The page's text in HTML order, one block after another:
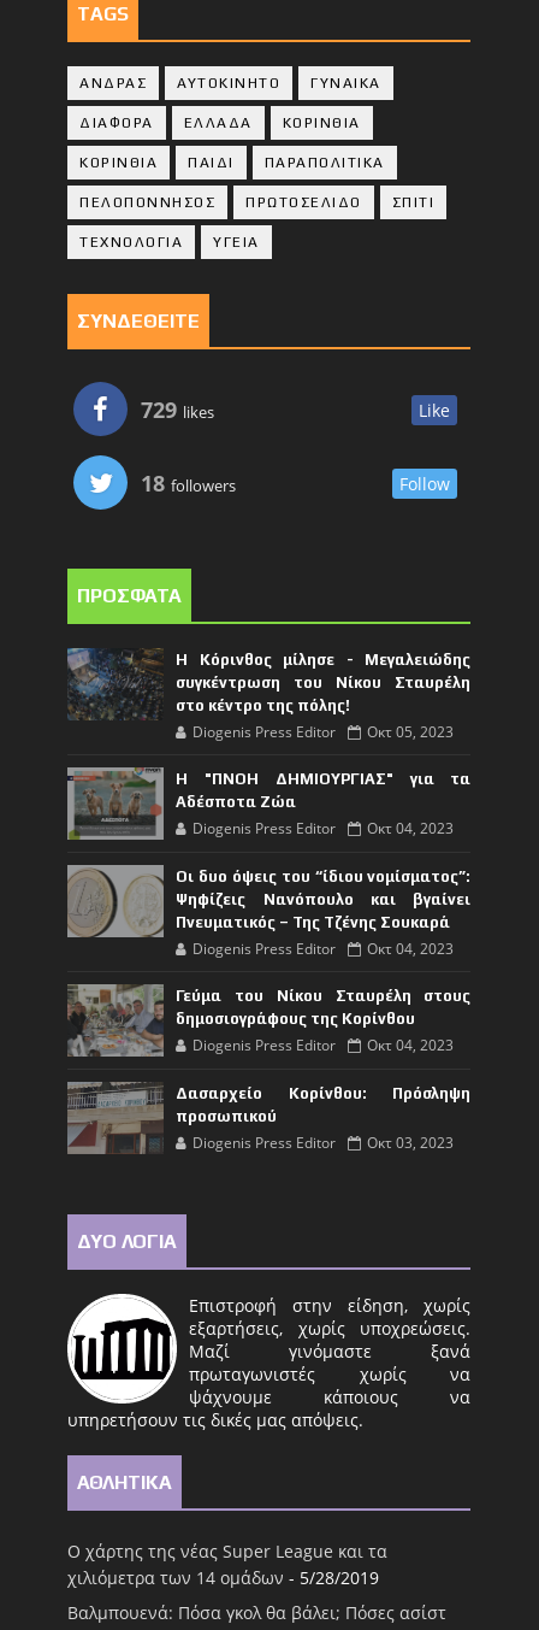
TAGS
ΑΝΔΡΑΣ ΑΥΤΟΚΙΝΗΤΟ ΓΥΝΑΙΚΑ
ΔΙΑΦΟΡΑ ΕΛΛΑΔΑ ΚΟΡΙΝΘΙΑ
ΚΟΡΙΝΘΙA ΠΑΙΔΙ ΠΑΡΑΠΟΛΙΤΙΚΑ
ΠΕΛΟΠΟΝΝΗΣΟΣ ΠΡΩΤΟΣΕΛΙΔΟ ΣΠΙΤΙ
ΤΕΧΝΟΛΟΓΙΑ ΥΓΕΙΑ
ΣΥΝΔΕΘΕΙΤΕ
729 likes Like
18 followers Follow
ΠΡΟΣΦΑΤΑ
Η Κόρινθος μίλησε - Μεγαλειώδης
συγκέντρωση του Νίκου Σταυρέλη
στο κέντρο της πόλης!
Diogenis Press Editor Οκτ 05, 2023
Η "ΠΝΟΗ ΔΗΜΙΟΥΡΓΙΑΣ" για τα
Αδέσποτα Ζώα
Diogenis Press Editor Οκτ 04, 2023
Οι δυο όψεις του “ίδιου νομίσματος”:
Ψηφίζεις Νανόπουλο και βγαίνει
Πνευματικός – Της Τζένης Σουκαρά
Diogenis Press Editor Οκτ 04, 2023
Γεύμα του Νίκου Σταυρέλη στους
δημοσιογράφους της Κορίνθου
Diogenis Press Editor Οκτ 04, 2023
Δασαρχείο Κορίνθου: Πρόσληψη
προσωπικού
Diogenis Press Editor Οκτ 03, 2023
ΔΥΟ ΛΟΓΙΑ
Επιστροφή στην είδηση, χωρίς
εξαρτήσεις, χωρίς υποχρεώσεις.
Μαζί γινόμαστε ξανά
πρωταγωνιστές χωρίς να
ψάχνουμε κάποιους να
υπηρετήσουν τις δικές μας απόψεις.
ΑΘΛΗΤΙΚΑ
Ο χάρτης της νέας Super League και τα
χιλιόμετρα των 14 ομάδων - 5/28/2019
Βαλμπουενά: Πόσα γκολ θα βάλει; Πόσες ασίστ